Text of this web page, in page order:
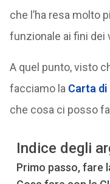
che l’ha resa molto
funzionale ai fini dei
A quel punto, visto
facciamo la Carta
che cosa ci posso
Indice degli
Primo passo, fare